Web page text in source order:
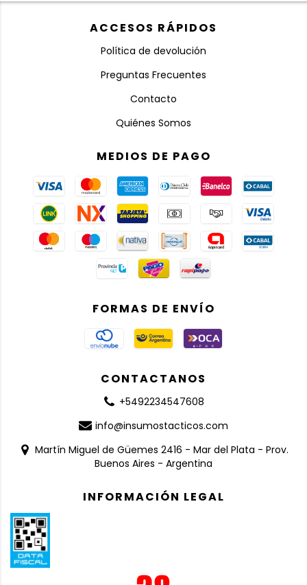
ACCESOS RÁPIDOS
Política de devolución
Preguntas Frecuentes
Contacto
Quiénes Somos
MEDIOS DE PAGO
FORMAS DE ENVÍO
CONTACTANOS
+5492234547608
info@insumostacticos.com
Martín Miguel de Güemes 2416 - Mar del Plata - Prov.
Buenos Aires - Argentina
INFORMACIÓN LEGAL